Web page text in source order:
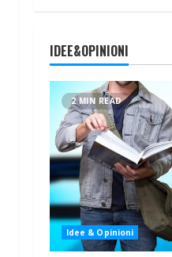
IDEE&OPINIONI
2 MIN READ
Idee & Opinioni